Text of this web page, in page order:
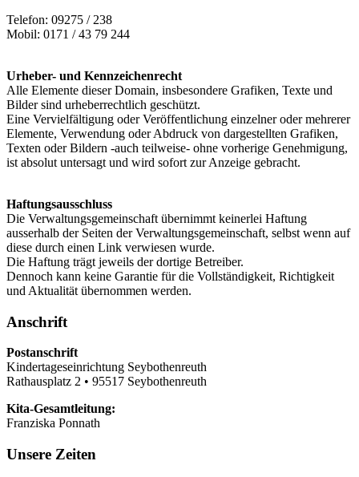
Telefon: 09275 / 238
Mobil: 0171 / 43 79 244
Urheber- und Kennzeichenrecht
Alle Elemente dieser Domain, insbesondere Grafiken, Texte und
Bilder sind urheberrechtlich geschützt.
Eine Vervielfältigung oder Veröffentlichung einzelner oder mehrerer
Elemente, Verwendung oder Abdruck von dargestellten Grafiken,
Texten oder Bildern -auch teilweise- ohne vorherige Genehmigung,
ist absolut untersagt und wird sofort zur Anzeige gebracht.
Haftungsausschluss
Die Verwaltungsgemeinschaft übernimmt keinerlei Haftung
ausserhalb der Seiten der Verwaltungsgemeinschaft, selbst wenn auf
diese durch einen Link verwiesen wurde.
Die Haftung trägt jeweils der dortige Betreiber.
Dennoch kann keine Garantie für die Vollständigkeit, Richtigkeit
und Aktualität übernommen werden.
Anschrift
Postanschrift
Kindertageseinrichtung Seybothenreuth
Rathausplatz 2 • 95517 Seybothenreuth
Kita-Gesamtleitung:
Franziska Ponnath
Unsere Zeiten